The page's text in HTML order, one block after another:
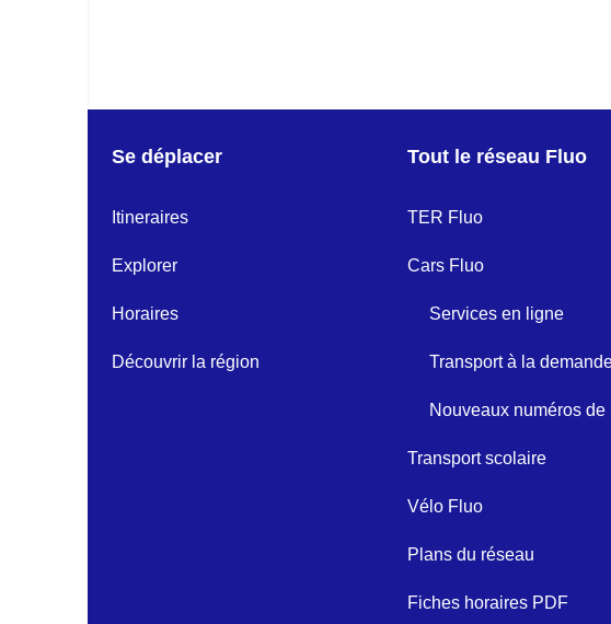
Se déplacer
Itineraires
Explorer
Horaires
Découvrir la région
Tout le réseau Fluo
TER Fluo
Cars Fluo
Services en ligne
Transport à la
Nouveaux numéros de
Transport scolaire
Vélo Fluo
Plans du réseau
Fiches horaires PDF